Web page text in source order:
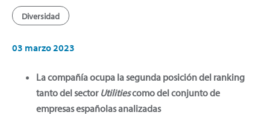
Diversidad
03 marzo 2023
La compañía ocupa la segunda posición del ranking
tanto del sector Utilitiescomo del conjunto de
empresas españolas analizadas